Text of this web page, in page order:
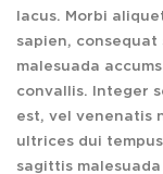
lacus. Morbi
sapien,
malesuada
convallis. Integer
est, vel venenatis
ultrices dui
sagittis